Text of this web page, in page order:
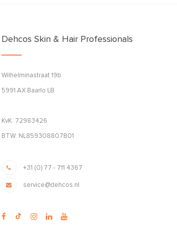
Dehcos Skin & Hair Professionals
Wilhelminastraat 19b
5991 AX Baarlo LB
KvK: 72983426
BTW: NL859308807B01
+31 (0) 77 - 711 4367
service@dehcos.nl